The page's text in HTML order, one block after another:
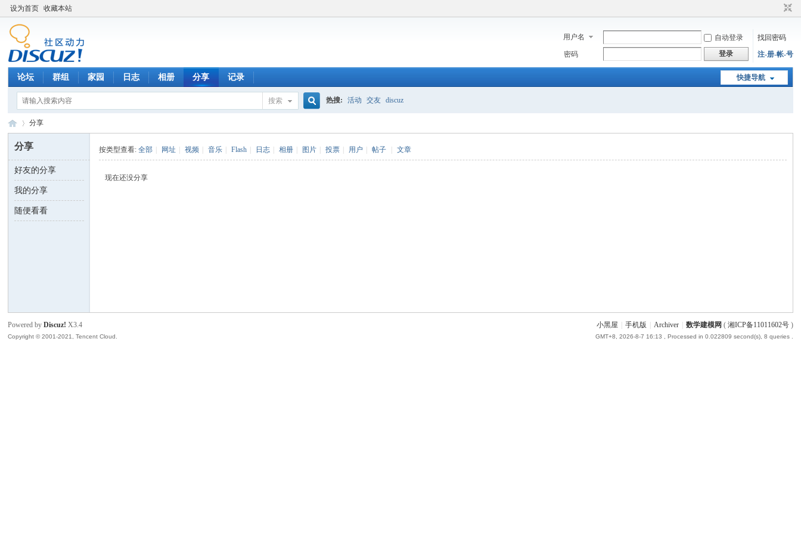
设为首页 收藏本站
用户名 自动登录
找回密码
密码
登录 注-册-帐-号
快捷导航
论坛 群组 家园 日志 相册 分享 记录
搜索 热搜: 活动 交友 discuz
数 ›
分享
分享
好友的分享
我的分享
随便看看
按类型查看:全部 网址 视频 音乐 Flash 日志 相册 图片 投票 用户 帖子 文章
现在还没分享
小黑屋 手机版 Archiver 数学建模网 ( 湘ICP备11011602号)
GMT+8, 2026-8-7 16:13 , Processed in 0.022809 second(s), 8 queries .
Powered byDiscuz! X3.4
Copyright © 2001-2021, Tencent Cloud.